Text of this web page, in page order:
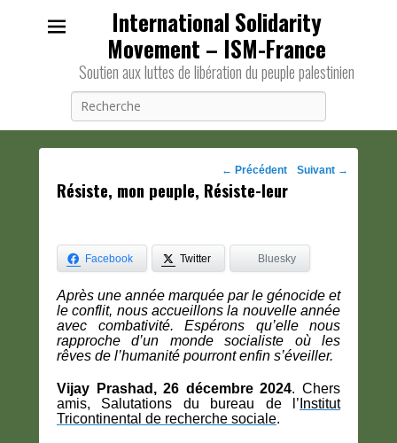
International Solidarity
Movement – ISM-France
Soutien aux luttes de libération du peuple palestinien
Navigation
des
← Précédent Suivant →
Résiste, mon peuple, Résiste-leur
Facebook Twitter Bluesky
Après une année marquée par le génocide et
le conflit, nous accueillons la nouvelle année
avec combativité. Espérons qu’elle nous
rapproche d’un monde socialiste où les
rêves de l’humanité pourront enfin s’éveiller.
Vijay Prashad, 26 décembre 2024.Chers
amis, Salutations du bureau de l’ Institut
Tricontinental de recherche sociale.